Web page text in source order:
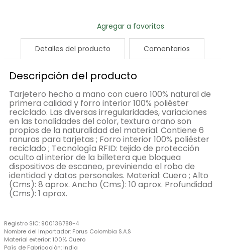
Detalles del producto Comentarios
Descripción del producto
Tarjetero hecho a mano con cuero 100% natural de
primera calidad y forro interior 100% poliéster
reciclado. Las diversas irregularidades, variaciones
en las tonalidades del color, textura orano son
propios de la naturalidad del material. Contiene 6
ranuras para tarjetas ; Forro interior 100% poliéster
reciclado ; Tecnología RFID: tejido de protección
oculto al interior de la billetera que bloquea
dispositivos de escaneo, previniendo el robo de
identidad y datos personales. Material: Cuero ; Alto
(Cms): 8 aprox. Ancho (Cms): 10 aprox. Profundidad
(Cms): 1 aprox.
Registro SIC: 900136788-4
Nombre del Importador: Forus Colombia S.A.S
Material exterior: 100% Cuero
País de Fabricación: India